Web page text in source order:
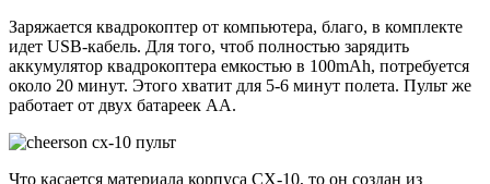
Заряжается квадрокоптер от компьютера, благо, в комплекте
идет USB-кабель. Для того, чтоб полностью зарядить
аккумулятор квадрокоптера емкостью в 100mAh, потребуется
около 20 минут. Этого хватит для 5-6 минут полета. Пульт же
работает от двух батареек AA.
Что касается материала корпуса CX-10, то он создан из